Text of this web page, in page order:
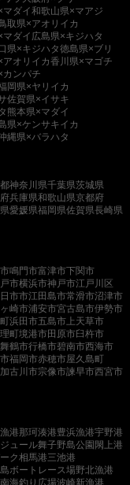
ダイ和歌山県×マアジ
取県×アオリイカ
マダイ 広島県×キジハタ
県×キジハタ徳島県×ブリ
アオリイカ香川県×マゴチ
カンパチ
岡県×ヤリイカ
佐賀県×イサキ
熊本県×マダイ
県×ケンサキイカ
縄県×バラハタ
神奈川県千葉県茨城県
兵庫県和歌山県京都府
愛媛県福岡県佐賀県長崎県
鳴門市富津市下関市
市横浜市神戸市江戸川区
市市江田島市常滑市沼津市
崎市浦安市宮古島市伊勢市
浜田市五島市 上天草市
町境港市田原市臼杵市
舞鶴市行橋市碧南市西海市
福岡市赤穂市屋久島町
加古川市宗像市諫早市西宮市
港那珂湊港豊浜漁港宇野港
ュール舞子野島公園 閖上港
ク相馬港三池港
ボートレース場野北漁港